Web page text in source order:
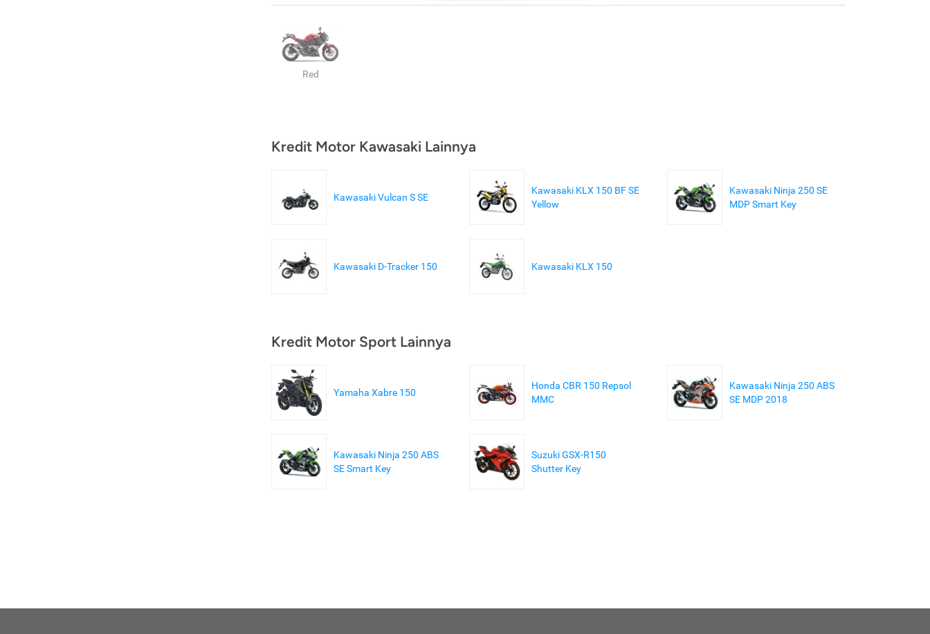
Red
Kredit Motor Kawasaki Lainnya
Kawasaki Vulcan S SE
Kawasaki KLX 150 BF SE
Yellow
Kawasaki Ninja 250 SE
MDP Smart Key
Kawasaki D-Tracker 150 Kawasaki KLX 150
Kredit Motor Sport Lainnya
Yamaha Xabre 150
Honda CBR 150 Repsol
MMC
Kawasaki Ninja 250 ABS
SE MDP 2018
Kawasaki Ninja 250 ABS
SE Smart Key
Suzuki GSX-R150
Shutter Key